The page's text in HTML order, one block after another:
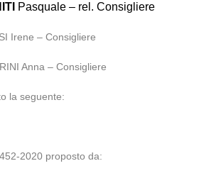
Pasquale – rel. Consigliere
Irene – Consigliere
Anna – Consigliere
la seguente:
2020 proposto da: